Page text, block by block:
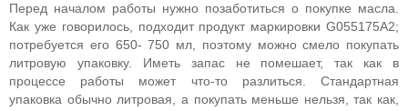
Перед началом работы нужно позаботиться о покупке масла.
Как уже говорилось, подходит продукт маркировки G055175A2;
потребуется его 650- 750 мл, поэтому можно смело покупать
литровую упаковку. Иметь запас не помешает, так как в
процессе работы может что-то разлиться. Стандартная
упаковка обычно литровая, а покупать меньше нельзя, так как,